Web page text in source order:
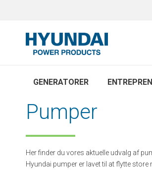
GENERATORER
Pumper
Her finder du vores aktuelle udvalg af
Hyundai pumper er lavet til at flytte